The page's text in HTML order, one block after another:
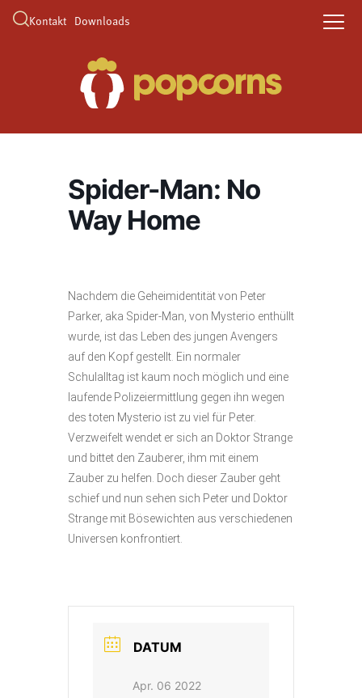
Kontakt Downloads
Spider-Man: No
Way Home
Nachdem die Geheimidentität von Peter
Parker, aka Spider-Man, von Mysterio enthüllt
wurde, ist das Leben des jungen Avengers
auf den Kopf gestellt. Ein normaler
Schulalltag ist kaum noch möglich und eine
laufende Polizeiermittlung gegen ihn wegen
des toten Mysterio ist zu viel für Peter.
Verzweifelt wendet er sich an Doktor Strange
und bittet den Zauberer, ihm mit einem
Zauber zu helfen. Doch dieser Zauber geht
schief und nun sehen sich Peter und Doktor
Strange mit Bösewichten aus verschiedenen
Universen konfrontiert.
DATUM
Apr. 06 2022